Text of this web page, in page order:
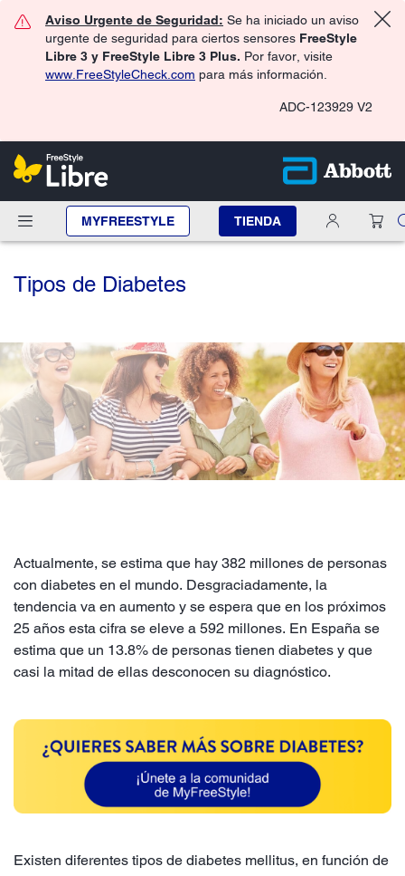
Aviso Urgente de Seguridad: Se ha iniciado un aviso
urgente de seguridad para ciertos sensores FreeStyle
Libre 3 y FreeStyle Libre 3 Plus. Por favor, visite
www.FreeStyleCheck.com para más información.
ADC-123929 V2
MYFREESTYLE TIENDA
Tipos de Diabetes
Actualmente, se estima que hay 382 millones de personas
con diabetes en el mundo. Desgraciadamente, la
tendencia va en aumento y se espera que en los próximos
25 años esta cifra se eleve a 592 millones. En España se
estima que un 13.8% de personas tienen diabetes y que
casi la mitad de ellas desconocen su diagnóstico.
Existen diferentes tipos de diabetes mellitus, en función de